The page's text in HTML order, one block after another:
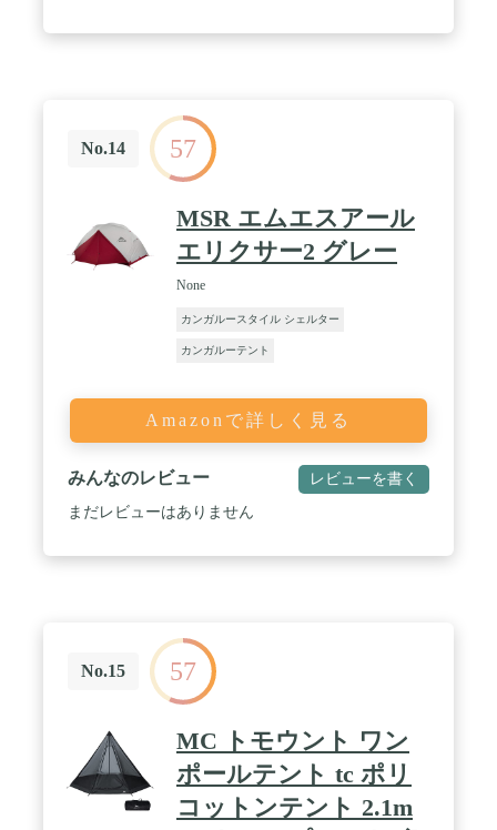
き、通気性に優れていて結露も起こりづらいので非
常に快適な空間となっています。メッシュ素材によ
り蚊や害虫を寄せ付けず、心地の良い室内に。 -メ
ッシュの内側にダブルジッパーにより二層ドアは状
況と天気によって、完全に閉じ、内側のメッシュ製
扉だけを使用、あるいは全開状態にもなれるので
す。メッシュドアによって換気の時に虫は入らない
です。 / 【通気性・防水性・耐摩耗性】耐水性をテ
スト済み、耐水圧はPU3000mmに達します。縫い目
40Dリップストップナイロン生地を採用します。通
気性が良く、引裂き強度が高い。 / 【適用場所】 ツ
質素材を採用、安定を与えます。庭、公園、ビー
チ、山などのアウトドア活動にポータブルなテント
です。
No.14 57
MSR エムエスアール
エリクサー2 グレー
None
カンガルースタイル シェルター
カンガルーテント
Amazonで詳しく見る
みんなのレビュー レビューを書く
まだレビューはありません
No.15 57
MC トモウント ワン
ポールテント tc ポリ
コットンテント 2.1m